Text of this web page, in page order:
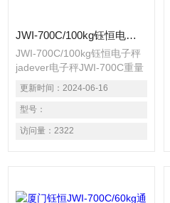
JWI-700C/100kg钰恒电子秤 jadever电子秤JWI-700C重量数量设置报警电子秤
JWI-700C/100kg钰恒电子秤
jadever电子秤JWI-700C重量
数量设置报警电子秤 精度达
1/15000，内部可调
1/30000。 适用1个荷重元装
置的电子秤。 具有单点校正
及三点校正之功能，确保精准
示功能，可设定上限、标准、
更新时间： 2024-06-16
型号：
访问量： 2322